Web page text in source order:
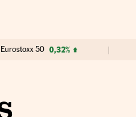
Eurostoxx 50 0,32%